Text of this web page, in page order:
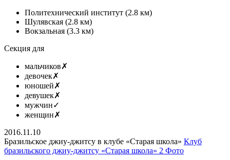
Политехнический институт (2.8 км)
Шулявская (2.8 км)
Вокзальная (3.3 км)
Секция для
мальчиков✗
девочек✗
юношей✗
девушек✗
мужчин✓
женщин✗
2016.11.10
Бразильское джиу-джитсу в клубе «Старая школа» Клуб
бразильского джиу-джитсу «Старая школа» 2 Фото